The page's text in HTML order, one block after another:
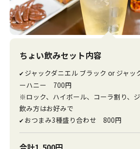
ちょい飲みセット内容
✔ ジャックダニエル ブラック or ジャッ
ーハニー 700円
※ロック、ハイボール、コーラ割り、
飲み方はお好みで
✔ おつまみ3種盛り合わせ 800円